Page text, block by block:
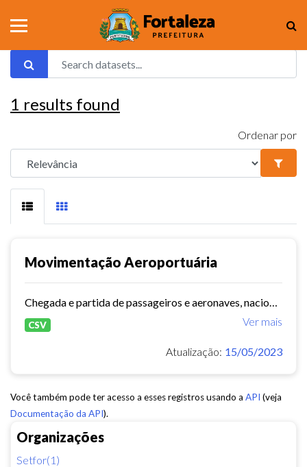
Organizações
Setfor(1)
1 results found
Ordenar por
Movimentação Aeroportuária
Ver mais
CSV
Atualização: 15/05/2023
Você também pode ter acesso a esses registros usando a API (veja
Documentação da API).